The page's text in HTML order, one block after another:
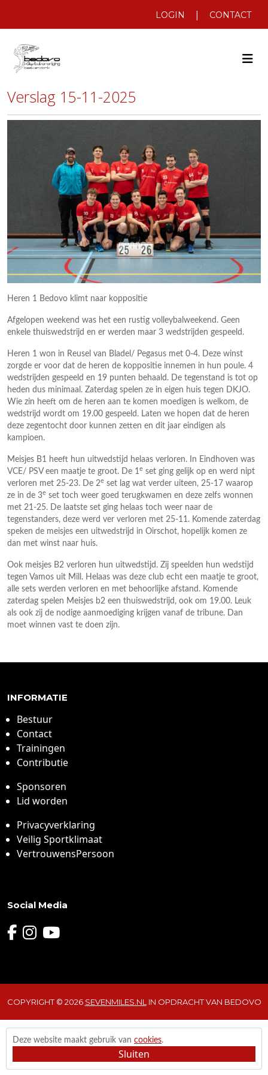
CONTACT
|
LOGIN
Verslag 15-11-2025
Heren 1 Bedovo klimt naar koppositie
Afgelopen weekend was het een rustig volleybalweekend. Geen
enkele thuiswedstrijd en er werden maar 3 wedstrijden gespeeld.
Heren 1 won in Reusel van Bladel/ Pegasus met 0-4. Deze winst
zorgde er voor dat de heren de koppositie innemen in hun poule. 4
wedstrijden gespeeld en 19 punten behaald. De tegenstand is tot op
heden dus minimaal. Zaterdag spelen ze in eigen huis tegen DKJO.
Wie zin heeft om de heren aan te komen moedigen is welkom, de
wedstrijd wordt om 19.00 gespeeld. Laten we hopen dat de heren
deze zegentocht door kunnen zetten en dit jaar eindigen als
kampioen.
Meisjes B1 heeft hun uitwedstijd helaas verloren. In Eindhoven was
VCE/ PSV een maatje te groot. De 1e set ging gelijk op en werd nipt
verloren met 25-23. De 2e set lag wat verder uiteen, 25-17 waarop
ze in de 3e set toch weer goed terugkwamen en deze zelfs wonnen
met 21-25. De laatste set ging helaas toch weer naar de
tegenstanders, deze werd ver verloren met 25-11. Komende zaterdag
speken de meisjes een uitwedstrijd in Oirschot, hopelijk komen ze
dan met winst naar huis.
Ook meisjes B2 verloren hun uitwedstijd. Zij speelden hun wedstijd
tegen Vamos uit Mill. Helaas was deze club echt een maatje te groot,
alle sets werden verloren en met behoorlijke afstand. Komende
zaterdag spelen Meisjes b2 een thuiswedstrijd, ook om 19.00. Leuk
als ook zij de nodige aanmoediging krijgen vanaf de tribune. Dan
moet winnen vast te doen zijn.
INFORMATIE
Bestuur
Contact
Trainingen
Contributie
Sponsoren
Lid worden
Privacyverklaring
Veilig Sportklimaat
VertrouwensPersoon
Social Media
COPYRIGHT © 2026 SEVENMILES.NLIN OPDRACHT VAN BEDOVO
Deze website maakt gebruik van cookies.
Sluiten